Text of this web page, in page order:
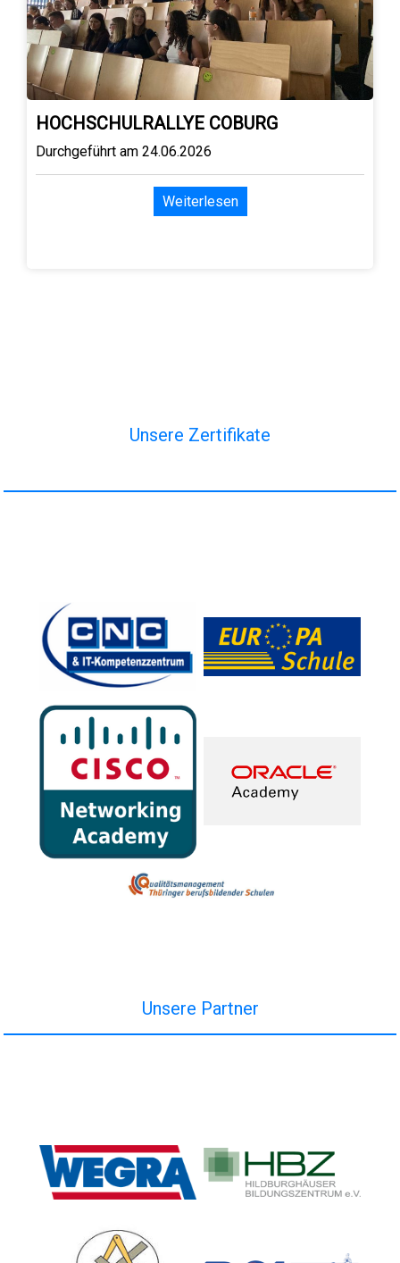
HOCHSCHULRALLYE COBURG
Durchgeführt am 24.06.2026
Weiterlesen
Unsere Zertifikate
Unsere Partner